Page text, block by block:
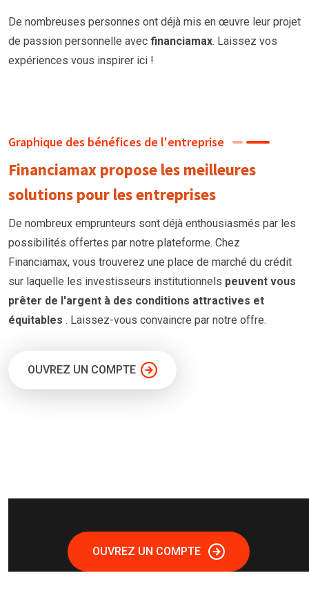
De nombreuses personnes ont déjà mis en œuvre leur projet
de passion personnelle avec financiamax. Laissez vos
expériences vous inspirer ici !
Graphique des bénéfices de l'entreprise
Financiamax propose les meilleures
solutions pour les entreprises
De nombreux emprunteurs sont déjà enthousiasmés par les
possibilités offertes par notre plateforme. Chez
Financiamax, vous trouverez une place de marché du crédit
sur laquelle les investisseurs institutionnels peuvent vous
prêter de l'argent à des conditions attractives et
équitables . Laissez-vous convaincre par notre offre.
OUVREZ UN COMPTE
OUVREZ UN COMPTE